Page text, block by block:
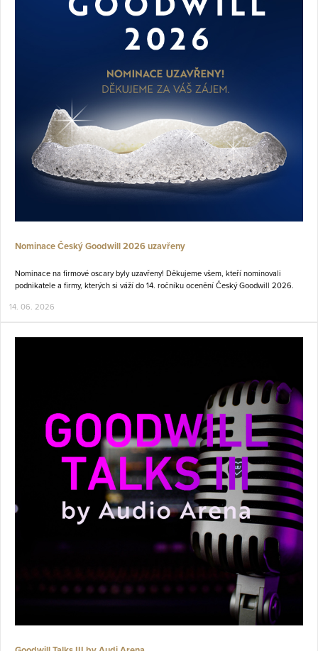
Nominace Český Goodwill 2026 uzavřeny
Nominace na firmové oscarybyly uzavřeny! Děkujeme všem, kteří nominovali
podnikatele a firmy, kterých si váží do 14. ročníku ocenění Český Goodwill 2026.
14. 06. 2026